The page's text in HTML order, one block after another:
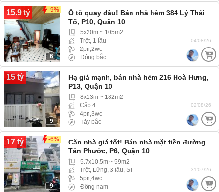
15.9 tỷ -9%
6
Ô tô quay đầu! Bán nhà hẻm 384 Lý Thái
Tổ, P10, Quận 10
5x20m ~ 105m2
Trệt, 1 lầu
2pn,2wc
Đông bắc
04/08/26
15 tỷ
9
Hạ giá mạnh, bán nhà hẻm 216 Hoà Hưng,
P13, Quận 10
8x13m ~ 182m2
Cấp 4
4pn,3wc
Tây bắc
02/08/26
17 tỷ -6%
9
Căn nhà giá tốt! Bán nhà mặt tiền đường
Tân Phước, P6, Quận 10
5.7x10.5m ~ 59m2
Trệt, Lửng, 3 lầu, ST
5pn,4wc
Đông nam
31/07/26